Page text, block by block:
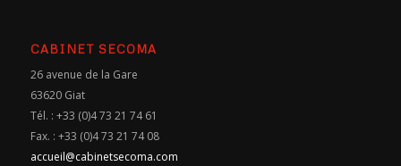
CABINET SECOMA
26 avenue de la Gare
63620 Giat
Tél. : +33 (0)4 73 21 74 61
Fax. : +33 (0)4 73 21 74 08
accueil@cabinetsecoma.com